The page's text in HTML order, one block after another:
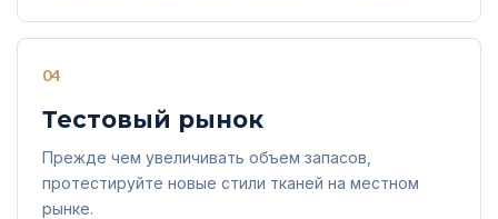
04
Тестовый рынок
Прежде чем увеличивать объем запасов,
протестируйте новые стили тканей на местном
рынке.